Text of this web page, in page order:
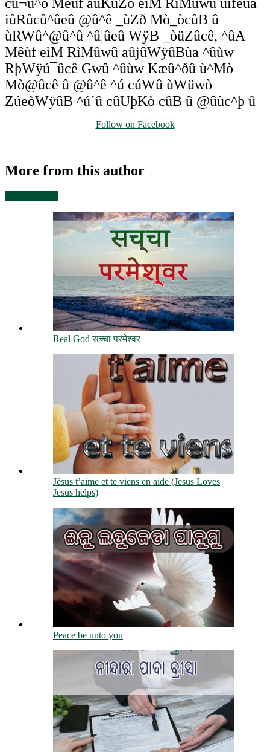
iûRûcû^ûeû @û^ê _ùZð Mò_òcûB û
ùRWû^@û^û ^û¦ûeû WÿB _òüZûcê, ^ûA
Mêùf eìM RìMûwû aûjûWÿûBùa ^ûùw
RþWÿú¯ûcê Gwû ^ûùw Kæû^ðû ù^Mò
Mò@ûcê û @û^ê ^ú cúWû ùWüwò
ZúeòWÿûB ^ú´û cûUþKò cûB û @ûùc^þ û
Follow on Facebook
More from this author
Real God सच्चा परमेश्वर
Jésus t’aime et te viens en aide (Jesus Loves
Jesus helps)
Peace be unto you